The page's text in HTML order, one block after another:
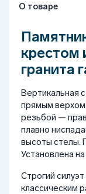
О товаре
крестом
гранита
Вертикальная
прямым
резьбой —
плавно
высоты стелы.
Установлена
Строгий
классическим